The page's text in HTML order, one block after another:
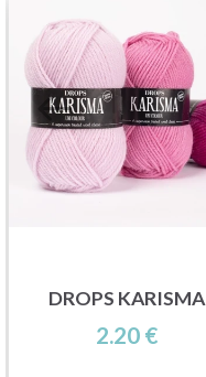
DROPS KARISMA
2.20 €